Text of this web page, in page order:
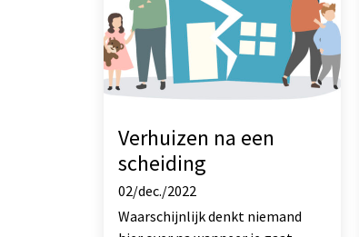
Verhuizen na een
scheiding
02/dec./2022
Waarschijnlijk denkt niemand